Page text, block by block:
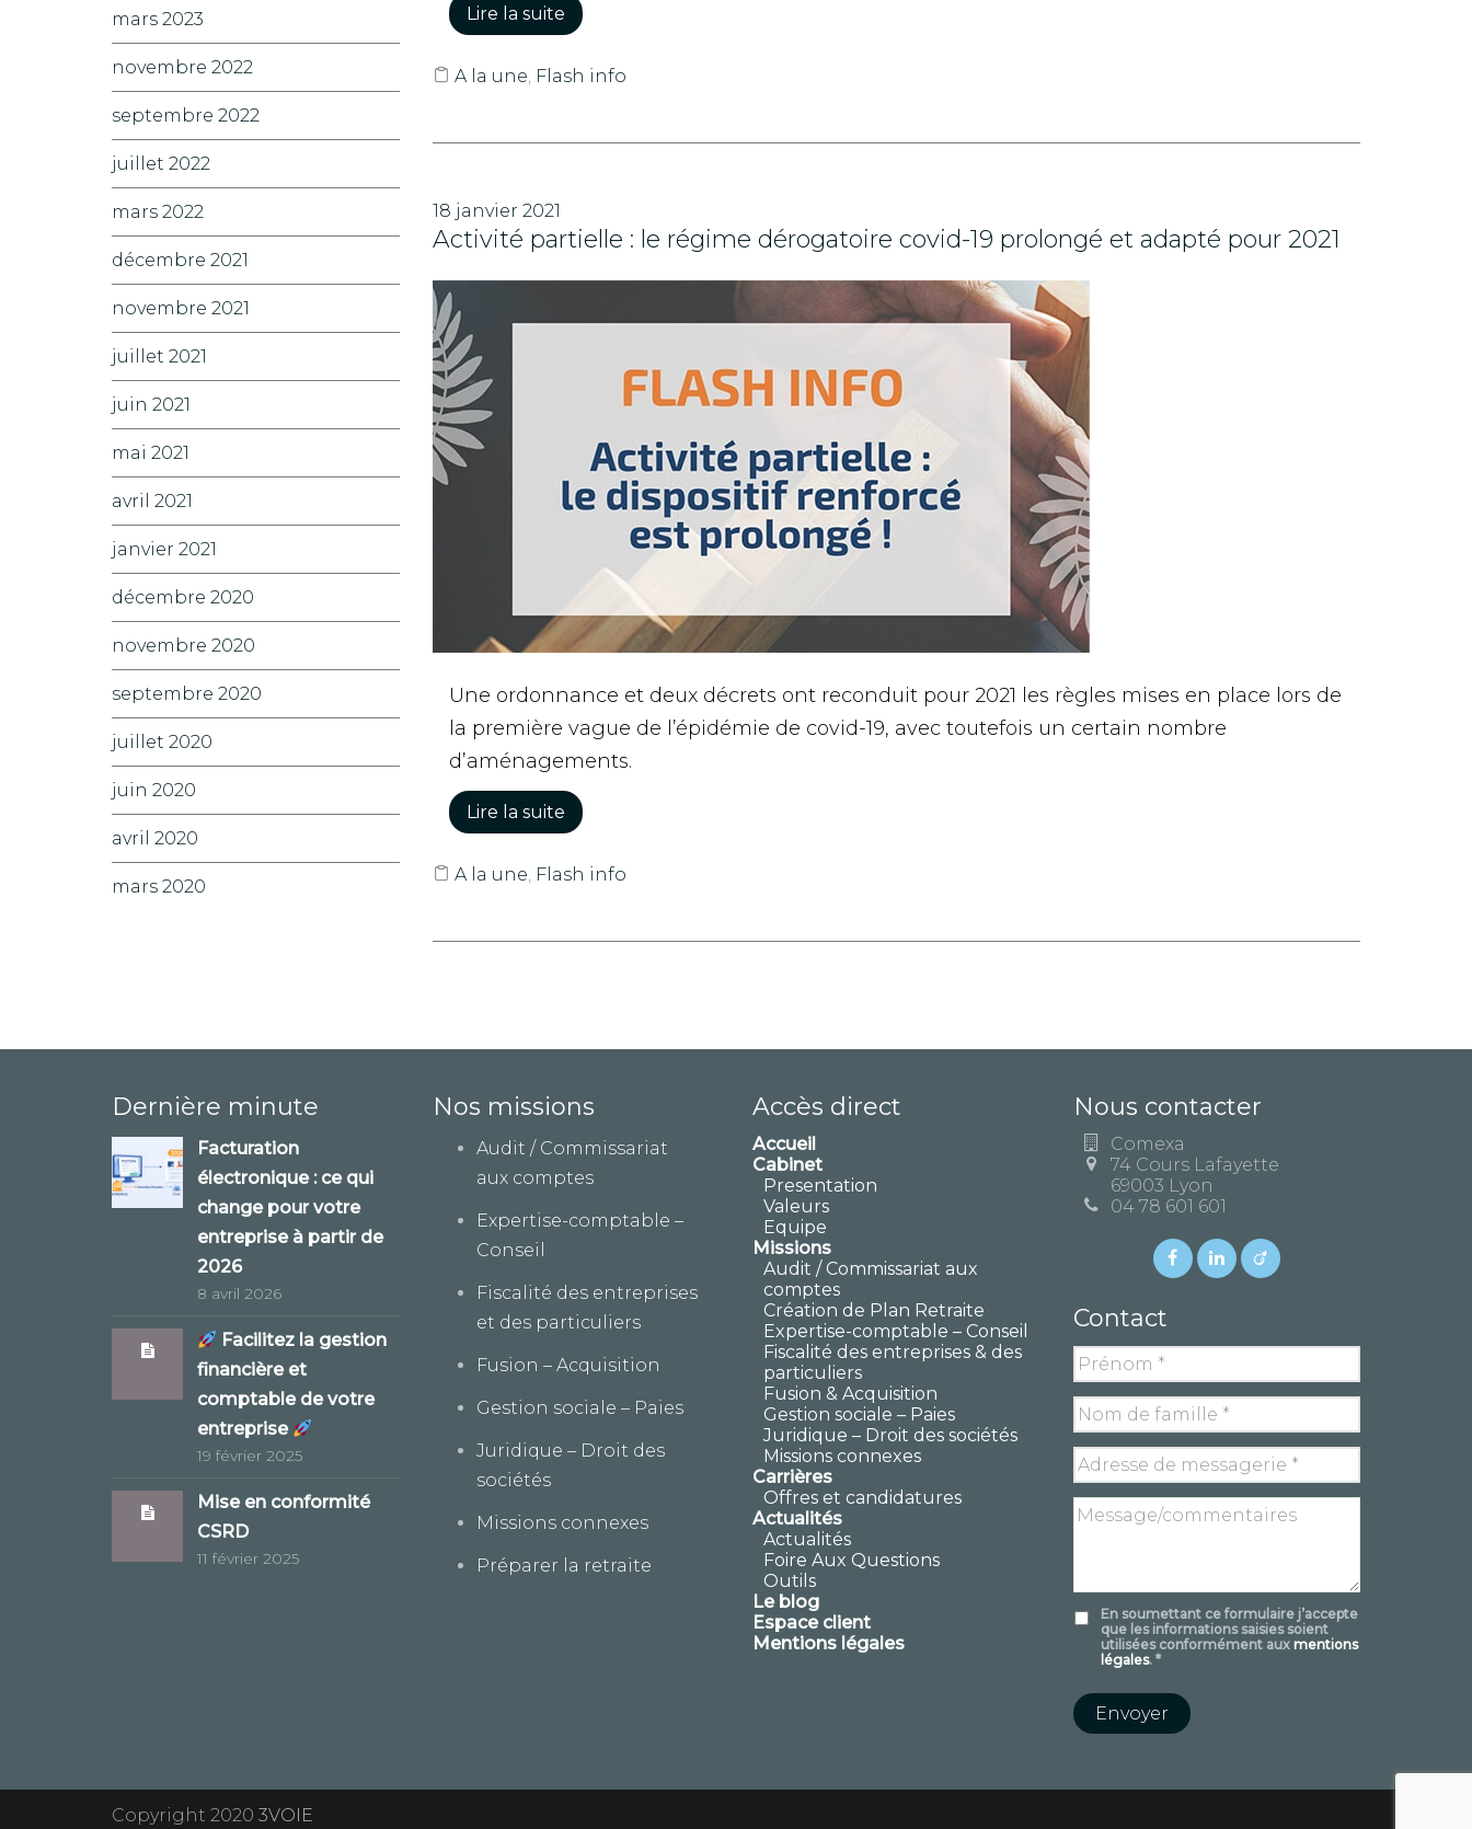
Lire la suite
A la une Flash info
18 janvier 2021
Activité partielle : le régime dérogatoire covid-19 prolongé et adapté pour 2021
Une ordonnance et deux décrets ont reconduit pour 2021 les règles mises en place lors de
la première vague de l’épidémie de covid-19, avec toutefois un certain nombre
d’aménagements.
Lire la suite
A la une Flash info
mars 2023
novembre 2022
septembre 2022
juillet 2022
mars 2022
décembre 2021
novembre 2021
juillet 2021
juin 2021
mai 2021
avril 2021
janvier 2021
décembre 2020
novembre 2020
septembre 2020
juillet 2020
juin 2020
avril 2020
mars 2020
Dernière minute
Facturation
électronique : ce qui
change pour votre
entreprise à partir de
2026
8 avril 2026
Facilitez la gestion
financière et
comptable de votre
entreprise
19 février 2025
Mise en conformité
CSRD
11 février 2025
Nos missions
Audit / Commissariat
aux comptes
Expertise-comptable –
Conseil
Fiscalité des entreprises
et des particuliers
Fusion – Acquisition
Gestion sociale – Paies
Juridique – Droit des
sociétés
Missions connexes
Préparer la retraite
Accès direct
Accueil
Cabinet
Presentation
Valeurs
Equipe
Missions
Audit / Commissariat aux
comptes
Création de Plan Retraite
Expertise-comptable – Conseil
Fiscalité des entreprises & des
particuliers
Fusion & Acquisition
Gestion sociale – Paies
Juridique – Droit des sociétés
Missions connexes
Carrières
Offres et candidatures
Actualités
Actualités
Foire Aux Questions
Outils
Le blog
Espace client
Mentions légales
Nous contacter
Comexa
74 Cours Lafayette
69003 Lyon
04 78 601 601
Contact
En soumettant ce formulaire j’accepte
que les informations saisies soient
utilisées conformément auxmentions
légales. *
Copyright 2020 3VOIE